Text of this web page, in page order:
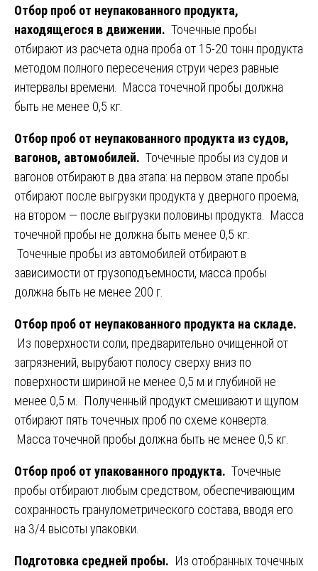
Отбор проб от неупакованного продукта,
находящегося в движении. Точечные пробы
отбирают из расчета одна проба от 15-20 тонн продукта
методом полного пересечения струи через равные
интервалы времени. Масса точечной пробы должна
быть не менее 0,5 кг.
Отбор проб от неупакованного продукта из судов,
вагонов, автомобилей. Точечные пробы из судов и
вагонов отбирают в два этапа: на первом этапе пробы
отбирают после выгрузки продукта у дверного проема,
на втором — после выгрузки половины продукта. Масса
точечной пробы не должна быть менее 0,5 кг.
Точечные пробы из автомобилей отбирают в
зависимости от грузоподъемности, масса пробы
должна быть не менее 200 г.
Отбор проб от неупакованного продукта на складе.
Из поверхности соли, предварительно очищенной от
загрязнений, вырубают полосу сверху вниз по
поверхности шириной не менее 0,5 м и глубиной не
менее 0,5 м. Полученный продукт смешивают и щупом
отбирают пять точечных проб по схеме конверта.
Масса точечной пробы должна быть не менее 0,5 кг.
Отбор проб от упакованного продукта. Точечные
пробы отбирают любым средством, обеспечивающим
сохранность гранулометрического состава, вводя его
на 3/4 высоты упаковки.
Подготовка средней пробы. Из отобранных точечных